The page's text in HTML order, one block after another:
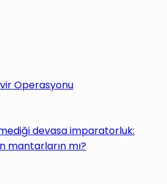
Operasyonu
devasa imparatorluk:
mantarların mı?